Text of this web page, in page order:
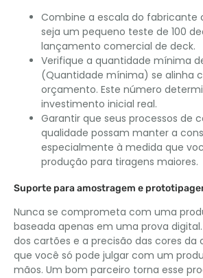
Combine a escala do fabricante
seja um pequeno teste de 100
lançamento comercial de deck.
Verifique a quantidade mínima
(Quantidade mínima) se alinha
orçamento. Este número
investimento inicial real.
Garantir que seus processos de
qualidade possam manter a
especialmente à medida que
produção para tiragens maiores.
Suporte para amostragem e
Nunca se comprometa com uma
baseada apenas em uma prova
dos cartões e a precisão das cores da
que você só pode julgar com um
mãos. Um bom parceiro torna esse